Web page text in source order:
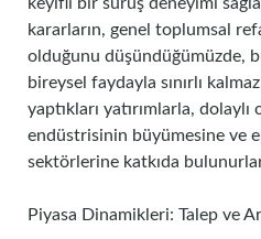
kararların, genel toplumsal
olduğunu düşündüğümüzde,
bireysel faydayla sınırlı
yaptıkları yatırımlarla,
endüstrisinin büyümesine ve
sektörlerine katkıda
Piyasa Dinamikleri: Talep ve